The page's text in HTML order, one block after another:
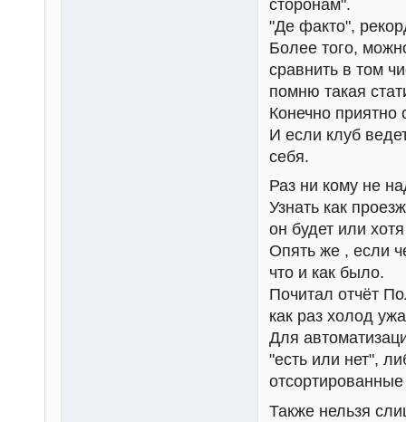
сторонам".
"Де факто",
Более того,
сравнить в том
помню такая
Конечно приятно
И если клуб
себя.
Раз ни кому не
Узнать как
он будет или
Опять же , если
что и как было.
Почитал отчёт
как раз холод
Для
"есть или нет",
Также нельзя